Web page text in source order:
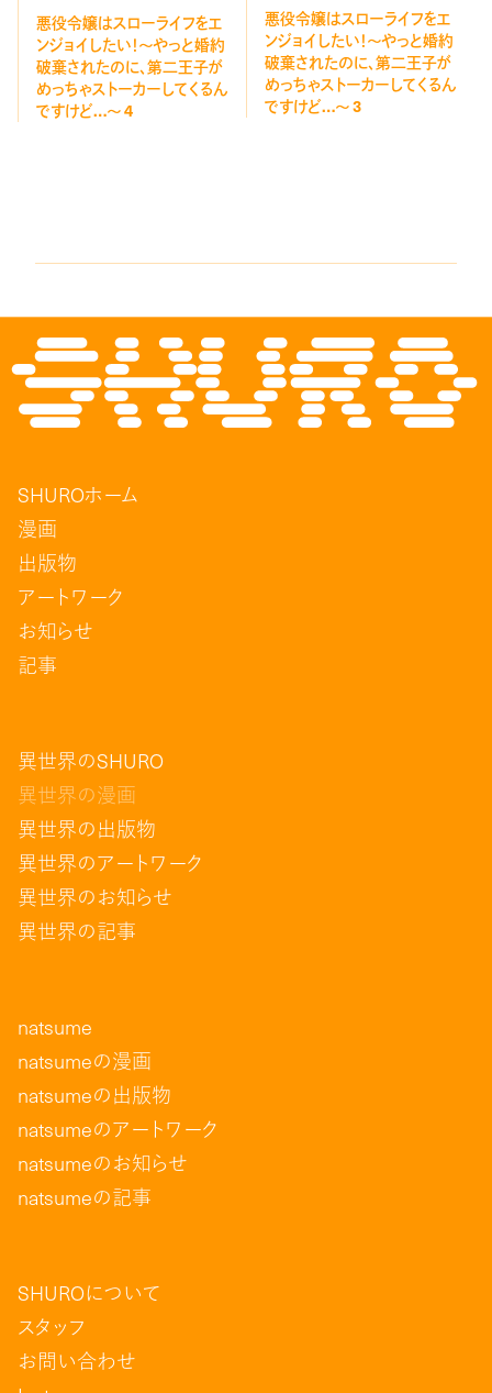
悪役令嬢はスローライフをエ
ンジョイしたい！〜やっと婚約
破棄されたのに、第二王子が
めっちゃストーカーしてくるん
ですけど…〜 4
悪役令嬢はスローライフをエ
ンジョイしたい！〜やっと婚約
破棄されたのに、第二王子が
めっちゃストーカーしてくるん
ですけど…〜 3
SHUROホーム
漫画
出版物
アートワーク
お知らせ
記事
異世界のSHURO
異世界の漫画
異世界の出版物
異世界のアートワーク
異世界のお知らせ
異世界の記事
natsume
natsumeの漫画
natsumeの出版物
natsumeのアートワーク
natsumeのお知らせ
natsumeの記事
SHUROについて
スタッフ
お問い合わせ